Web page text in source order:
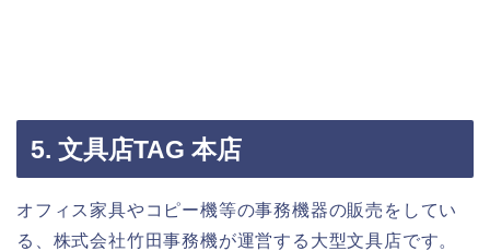
5. 文具店TAG 本店
オフィス家具やコピー機等の事務機器の販売をしてい
る、株式会社竹田事務機が運営する大型文具店です。